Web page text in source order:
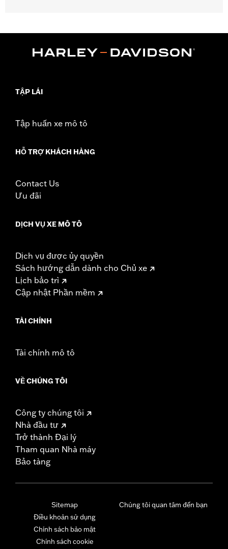
In the Box: Rear guard and all necessary mounting hardware for
d.com/warranty
TẬP LÁI
Tập huấn xe mô tô
HỖ TRỢ KHÁCH HÀNG
Contact Us
Ưu đãi
DỊCH VỤ XE MÔ TÔ
Dịch vụ được ủy quyền
Sách hướng dẫn dành cho Chủ xe
Lịch bảo trì
Cập nhật Phần mềm
TÀI CHÍNH
Tài chính mô tô
VỀ CHÚNG TÔI
Công ty chúng tôi
Nhà đầu tư
Trở thành Đại lý
Tham quan Nhà máy
Bảo tàng
Sitemap
Điều khoản sử dụng
Chính sách bảo mật
Chính sách cookie
Chúng tôi quan tâm đến bạn